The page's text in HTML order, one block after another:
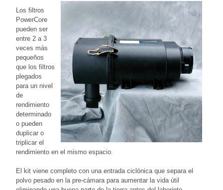
Los filtros
PowerCore
pueden ser
entre 2 a 3
veces más
pequeños
que los filtros
plegados
para un nivel
de
rendimiento
determinado
o pueden
duplicar o
triplicar el
rendimiento en el mismo espacio.
El kit viene completo con una entrada ciclónica que separa el
polvo pesado en la pre-cámara para aumentar la vida útil